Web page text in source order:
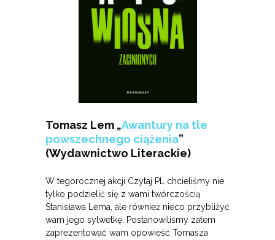
Tomasz Lem „Awantury na tle
powszechnego ciążenia”
(Wydawnictwo Literackie)
W tegorocznej akcji Czytaj PL chcieliśmy nie
tylko podzielić się z wami twórczością
Stanisława Lema, ale również nieco przybliżyć
wam jego sylwetkę. Postanowiliśmy zatem
zaprezentować wam opowieść Tomasza